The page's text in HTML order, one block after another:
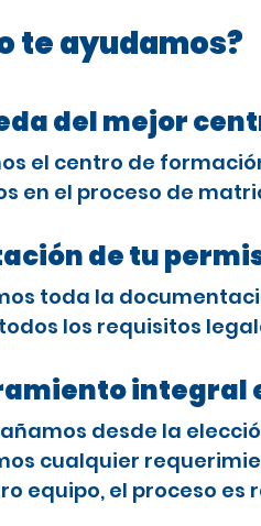
te ayudamos?
del mejor
el centro de
en el proceso de
de tu
toda la
los requisitos
integral
desde la
cualquier
equipo, el proceso